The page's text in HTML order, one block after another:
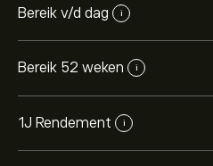
Bereik v/d dag i
Bereik 52 weken i
1J Rendement i